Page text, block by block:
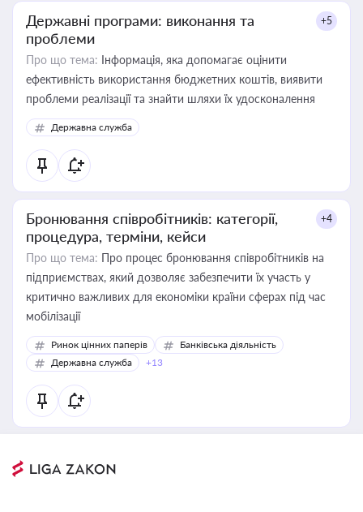
Державні програми: виконання та
проблеми
+5
Про що тема: Інформація, яка допомагає оцінити
ефективність використання бюджетних коштів, виявити
проблеми реалізації та знайти шляхи їх удосконалення
Державна служба
Бронювання співробітників: категорії,
процедура, терміни, кейси
+4
Про що тема: Про процес бронювання співробітників на
підприємствах, який дозволяє забезпечити їх участь у
критично важливих для економіки країни сферах під час
мобілізації
Ринок цінних паперів
Банківська діяльність
Державна служба
+13